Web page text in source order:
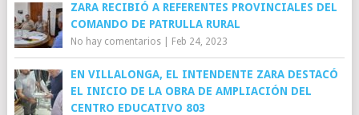
ZARA RECIBIÓ A REFERENTES PROVINCIALES DEL
COMANDO DE PATRULLA RURAL
No hay comentarios| Feb 24, 2023
EN VILLALONGA, EL INTENDENTE ZARA DESTACÓ
EL INICIO DE LA OBRA DE AMPLIACIÓN DEL
CENTRO EDUCATIVO 803